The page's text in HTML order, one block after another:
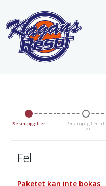
Reseuppgifter Personuppgifter och
tillval
Fel
Paketet kan inte bokas